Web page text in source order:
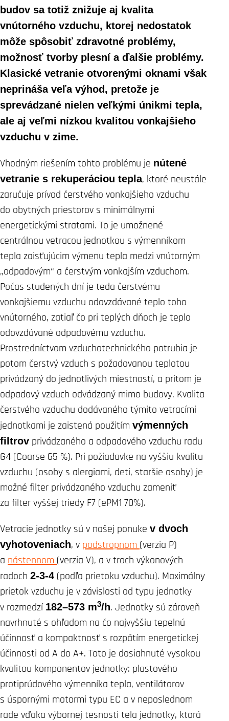
budov sa totiž znižuje aj kvalita
vnútorného vzduchu, ktorej nedostatok
môže spôsobiť zdravotné problémy,
možnosť tvorby plesní a ďalšie problémy.
Klasické vetranie otvorenými oknami však
neprináša veľa výhod, pretože je
sprevádzané nielen veľkými únikmi tepla,
ale aj veľmi nízkou kvalitou vonkajšieho
vzduchu v zime.
Vhodným riešením tohto problému je nútené
vetranie s rekuperáciou tepla, ktoré neustále
zaručuje prívod čerstvého vonkajšieho vzduchu
do obytných priestorov s minimálnymi
energetickými stratami. To je umožnené
centrálnou vetracou jednotkou s výmenníkom
tepla zaisťujúcim výmenu tepla medzi vnútorným
„odpadovým“ a čerstvým vonkajším vzduchom.
Počas studených dní je teda čerstvému ​​
vonkajšiemu vzduchu odovzdávané teplo toho
vnútorného, ​​zatiaľ čo pri teplých dňoch je teplo
odovzdávané odpadovému vzduchu.
Prostredníctvom vzduchotechnického potrubia je
potom čerstvý vzduch s požadovanou teplotou
privádzaný do jednotlivých miestností, a pritom je
odpadový vzduch odvádzaný mimo budovy. Kvalita
čerstvého vzduchu dodávaného týmito vetracími
jednotkami je zaistená použitím výmenných
filtrov privádzaného a odpadového vzduchu radu
G4 (Coarse 65 %). Pri požiadavke na vyššiu kvalitu
vzduchu (osoby s alergiami, deti, staršie osoby) je
možné filter privádzaného vzduchu zameniť
za filter vyššej triedy F7 (ePM1 70%).
Vetracie jednotky sú v našej ponuke v dvoch
vyhotoveniach, v podstropnom (verzia P)
a nástennom (verzia V), a v troch výkonových
radoch 2-3-4 (podľa prietoku vzduchu). Maximálny
prietok vzduchu je v závislosti od typu jednotky
v rozmedzí 182–573 m3/h. Jednotky sú zároveň
navrhnuté s ohľadom na čo najvyššiu tepelnú
účinnosť a kompaktnosť s rozpätím energetickej
účinnosti od A do A+. Toto je dosiahnuté vysokou
kvalitou komponentov jednotky: plastového
protiprúdového výmenníka tepla, ventilátorov
s úspornými motormi typu EC a v neposlednom
rade vďaka výbornej tesnosti tela jednotky, ktorá